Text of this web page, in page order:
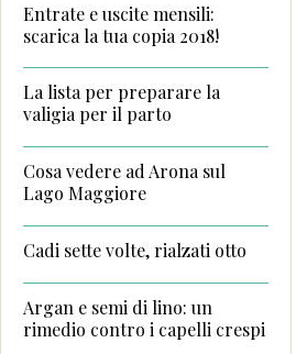
Entrate e uscite mensili:
scarica la tua copia 2018!
La lista per preparare la
valigia per il parto
Cosa vedere ad Arona sul
Lago Maggiore
Cadi sette volte, rialzati otto
Argan e semi di lino: un
rimedio contro i capelli crespi